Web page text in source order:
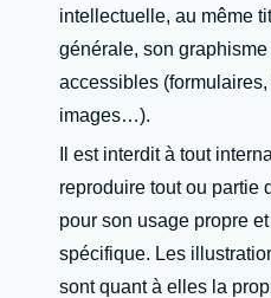
intellectuelle, au même
générale, son
accessibles
images…).
Il est interdit à tout
reproduire tout ou partie
pour son usage propre
spécifique. Les
sont quant à elles la